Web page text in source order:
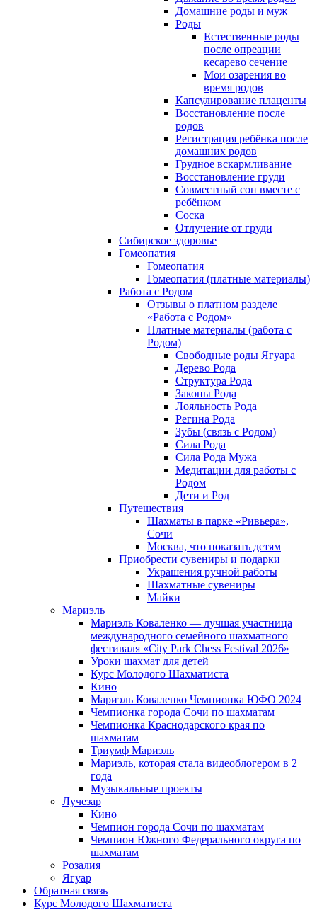
Домашние роды и муж
Роды
Естественные роды
после опреации
кесарево сечение
Мои озарения во
время родов
Капсулирование плаценты
Восстановление после
родов
Регистрация ребёнка после
домашних родов
Грудное вскармливание
Восстановление груди
Совместный сон вместе с
ребёнком
Соска
Отлучение от груди
Сибирское здоровье
Гомеопатия
Гомеопатия
Гомеопатия (платные материалы)
Работа с Родом
Отзывы о платном разделе
«Работа с Родом»
Платные материалы (работа с
Родом)
Свободные роды Ягуара
Дерево Рода
Структура Рода
Законы Рода
Лояльность Рода
Регина Рода
Зубы (связь с Родом)
Сила Рода
Сила Рода Мужа
Медитации для работы с
Родом
Дети и Род
Путешествия
Шахматы в парке «Ривьера»,
Сочи
Москва, что показать детям
Приобрести сувениры и подарки
Украшения ручной работы
Шахматные сувениры
Майки
Мариэль
Мариэль Коваленко — лучшая участница
международного семейного шахматного
фестиваля «City Park Chess Festival 2026»
Уроки шахмат для детей
Курс Молодого Шахматиста
Кино
Мариэль Коваленко Чемпионка ЮФО 2024
Чемпионка города Сочи по шахматам
Чемпионка Краснодарского края по
шахматам
Триумф Мариэль
Мариэль, которая стала видеоблогером в 2
года
Музыкальные проекты
Лучезар
Кино
Чемпион города Сочи по шахматам
Чемпион Южного Федерального округа по
шахматам
Розалия
Ягуар
Обратная связь
Курс Молодого Шахматиста